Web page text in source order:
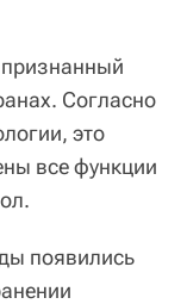
Согласно
это
все функции
появились